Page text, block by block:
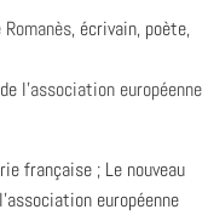
, écrivain, poète,
l’association européenne
française ; Le nouveau
européenne